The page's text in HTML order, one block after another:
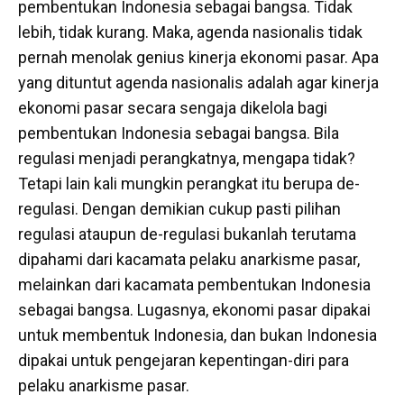
pembentukan Indonesia sebagai bangsa. Tidak
lebih, tidak kurang. Maka, agenda nasionalis tidak
pernah menolak genius kinerja ekonomi pasar. Apa
yang dituntut agenda nasionalis adalah agar kinerja
ekonomi pasar secara sengaja dikelola bagi
pembentukan Indonesia sebagai bangsa. Bila
regulasi menjadi perangkatnya, mengapa tidak?
Tetapi lain kali mungkin perangkat itu berupa de-
regulasi. Dengan demikian cukup pasti pilihan
regulasi ataupun de-regulasi bukanlah terutama
dipahami dari kacamata pelaku anarkisme pasar,
melainkan dari kacamata pembentukan Indonesia
sebagai bangsa. Lugasnya, ekonomi pasar dipakai
untuk membentuk Indonesia, dan bukan Indonesia
dipakai untuk pengejaran kepentingan-diri para
pelaku anarkisme pasar.